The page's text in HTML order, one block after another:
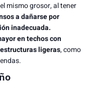
mismo grosor, al tener
a dañarse por
inadecuada.
en techos con
ligeras, como